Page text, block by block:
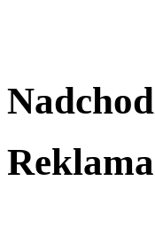
Reklama